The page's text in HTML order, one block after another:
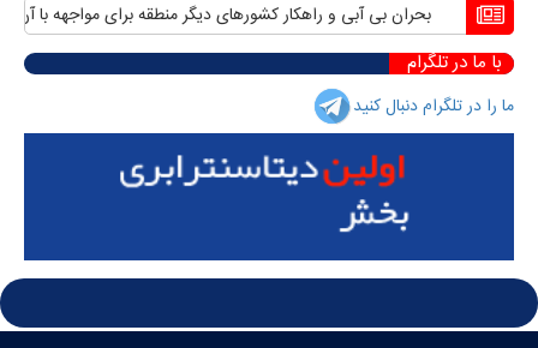
بحران بی آبی و راهکار کشورهای دیگر منطقه برای مواجهه با آن
با ما در تلگرام
ما را در تلگرام دنبال کنید